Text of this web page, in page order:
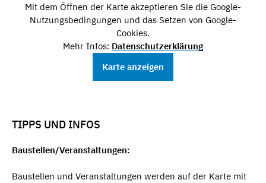
Mit dem Öffnen der Karte akzeptieren Sie die Google-
Nutzungsbedingungen und das Setzen von Google-
Cookies.
Mehr Infos: Datenschutzerklärung
Karte anzeigen
TIPPS UND INFOS
Baustellen/Veranstaltungen:
Baustellen und Veranstaltungen werden auf der Karte mit